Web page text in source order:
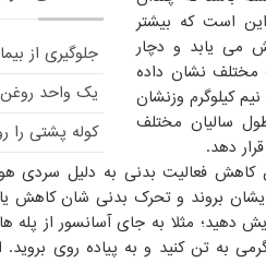
جلوگیری از
یک واحد
کوله پشتی را
است که بیشتر
می یابد و دچار
نشان داده
کیلوگرم وزنشان
سالیان مختلف
دهد.
فعالیت بدنی به دلیل سردی
بروند و تحرک بدنی شان کاهش
دهید؛ مثلا به جای آسانسور از پله
به تن کنید و به پیاده روی